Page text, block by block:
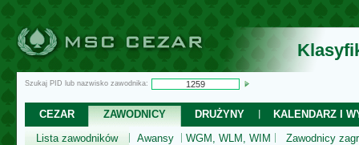
Szukaj PID lub nazwisko zawodnika:
CEZAR ZAWODNICY DRUŻYNY
KALENDARZ I
Lista zawodników
Awansy WGM, WLM, WIM Zawodnicy